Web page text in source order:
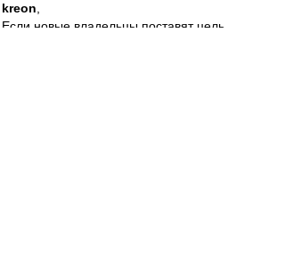
kreon
Если новые владельцы поставят цель